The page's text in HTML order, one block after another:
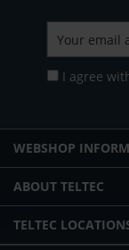
I agree
WEBSHOP
ABOUT TELTEC
TELTEC